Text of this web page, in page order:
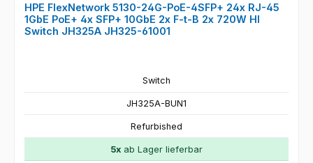
HPE FlexNetwork 5130-24G-PoE-4SFP+ 24x RJ-45
1GbE PoE+ 4x SFP+ 10GbE 2x F-t-B 2x 720W HI
Switch JH325A JH325-61001
Switch
JH325A-BUN1
Refurbished
5x ab Lager lieferbar